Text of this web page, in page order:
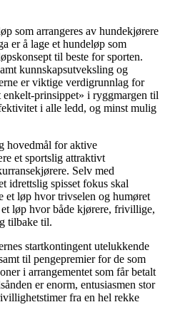
som arrangeres av hundekjørere
er å lage et hundeløp som
til beste for sporten.
kunnskapsutveksling og
er viktige verdigrunnlag for
prinsippet» i ryggmargen til
i alle ledd, og minst mulig
hovedmål for aktive
et sportslig attraktivt
Selv med
idrettslig spisset fokus skal
løp hvor trivselen og humøret
løp hvor både kjørere, frivillige,
tilbake til.
startkontingent utelukkende
til pengepremier for de som
i arrangementet som får betalt
er enorm, entusiasmen stor
fra en hel rekke